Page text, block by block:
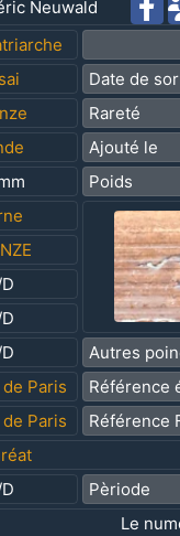
Neuwald
Date de
Rareté
Ajouté le
Poids
Autres
Paris Référence
Paris Référence
Pèriode
Le